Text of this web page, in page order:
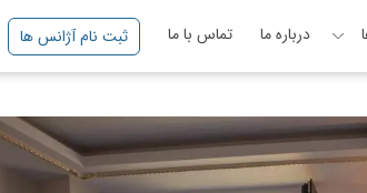
درباره ما تماس با ما ثبت نام آژانس ها